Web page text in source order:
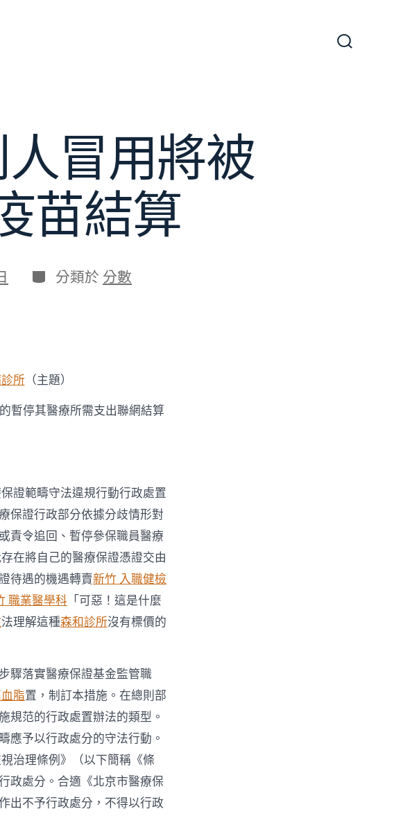
冒用將被
苗結算
分
類
分類於 分數
所 （主題）
暫停其醫療所需支出聯網結算
證範疇守法違規行動行政處置
保證行政部分依據分歧情形對
責令追回、暫停參保職員醫療
在將自己的醫療保證憑證交由
待遇的機遇轉賣新竹 入職健檢
職業醫學科 「可惡！這是什麼
法理解這種森和診所沒有標價的
驟落實醫療保證基金監管職
脂置，制訂本措施。在總則部
規范的行政處置辦法的類型。
應予以行政處分的守法行動。
治理條例》（以下簡稱《條
政處分。合適《北京市醫療保
出不予行政處分，不得以行政